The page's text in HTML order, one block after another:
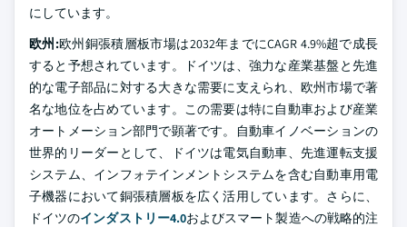
にしています。
欧州:欧州銅張積層板市場は2032年までにCAGR 4.9%超で成長
すると予想されています。ドイツは、強力な産業基盤と先進
的な電子部品に対する大きな需要に支えられ、欧州市場で著
名な地位を占めています。この需要は特に自動車および産業
オートメーション部門で顕著です。自動車イノベーションの
世界的リーダーとして、ドイツは電気自動車、先進運転支援
システム、インフォテインメントシステムを含む自動車用電
子機器において銅張積層板を広く活用しています。さらに、
ドイツのインダストリー4.0およびスマート製造への戦略的注